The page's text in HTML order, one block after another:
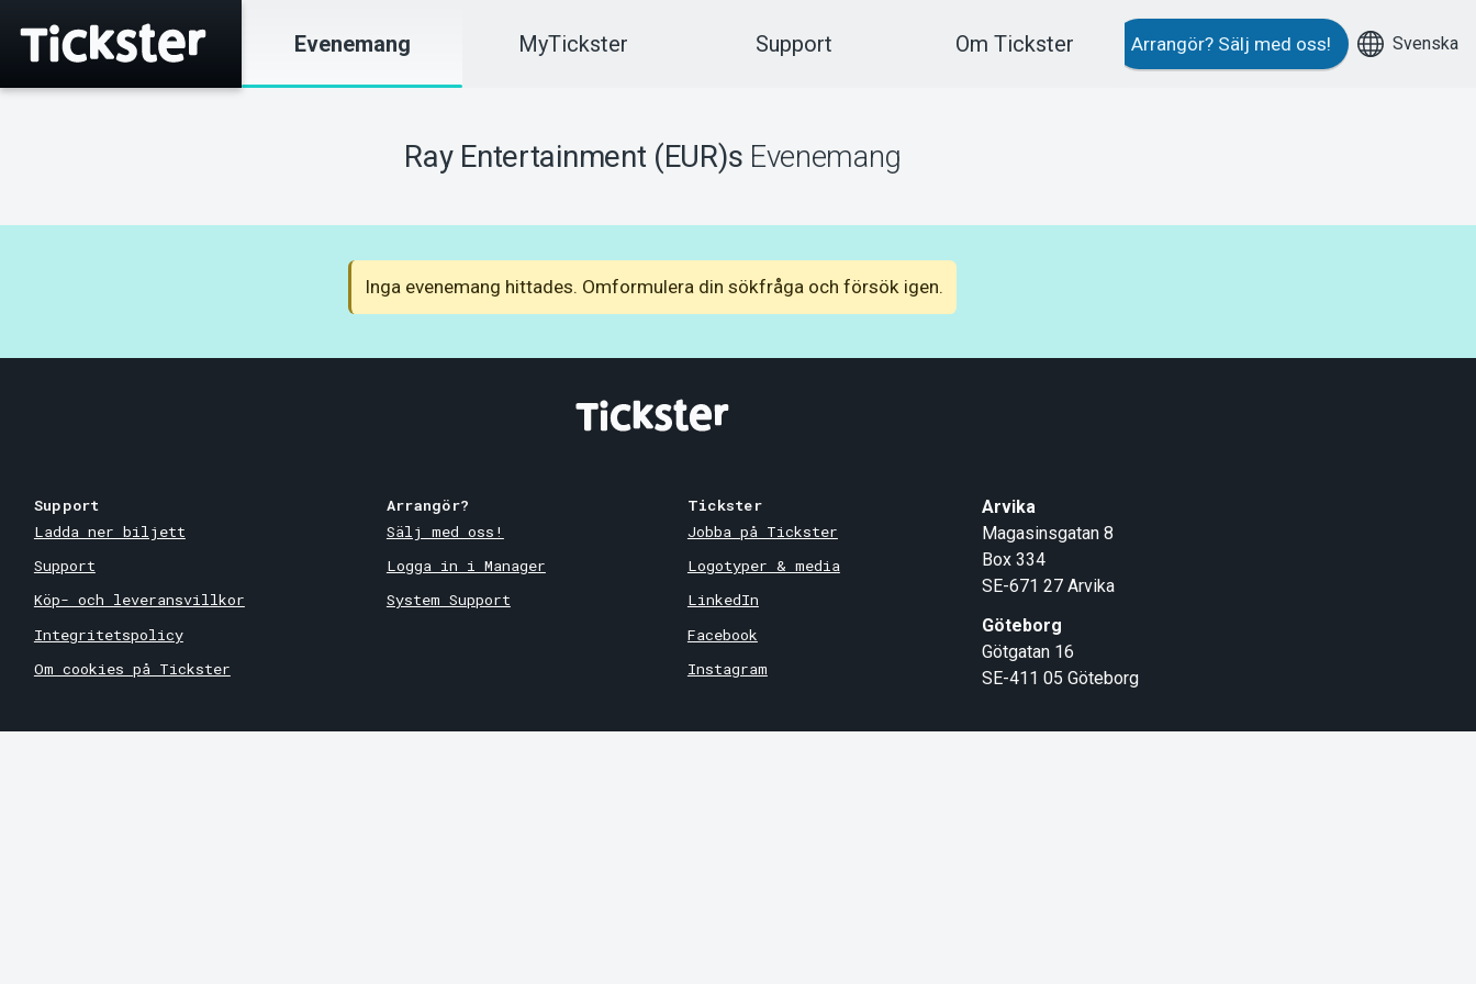
Evenemang MyTickster Support Om Tickster Arrangör? Sälj med oss! Svenska
Ray Entertainment (EUR)s Evenemang
Inga evenemang hittades. Omformulera din sökfråga och försök igen.
Support
Ladda ner biljett
Support
Köp- och leveransvillkor
Integritetspolicy
Om cookies på Tickster
Arrangör?
Sälj med oss!
Logga in i Manager
System Support
Tickster
Jobba på Tickster
Logotyper & media
LinkedIn
Facebook
Instagram
Arvika
Magasinsgatan 8
Box 334
SE-671 27 Arvika
Göteborg
Götgatan 16
SE-411 05 Göteborg